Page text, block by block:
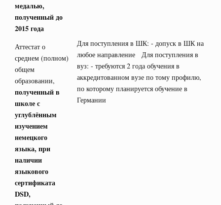
медалью,
полученный до
2015 года
Для поступления в ШК: - допуск в ШК на
любое направление Для поступления в
вуз: - требуются 2 года обучения в
аккредитованном вузе по тому профилю,
по которому планируется обучение в
Германии
Аттестат о
среднем (полном)
общем
образовании,
полученный в
школе с
углублённым
изучением
немецкого
языка, при
наличии
языкового
сертификата
DSD,